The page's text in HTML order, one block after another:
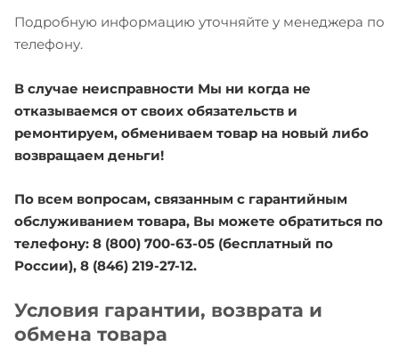
Подробную информацию уточняйте у менеджера по
телефону.
В случае неисправности Мы ни когда не
отказываемся от своих обязательств и
ремонтируем, обмениваем товар на новый либо
возвращаем деньги!
По всем вопросам, связанным с гарантийным
обслуживанием товара, Вы можете обратиться по
телефону: 8 (800) 700-63-05 (бесплатный по
России), 8 (846) 219-27-12.
Условия гарантии, возврата и
обмена товара